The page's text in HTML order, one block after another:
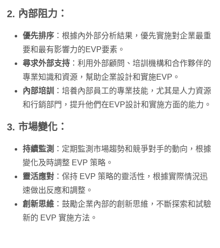
2. 內部阻力 ：
優先排序 ：根據內外部分析結果，優先實施對企業最重
要和最有影響力的EVP要素。
尋求外部支持 ：利用外部顧問、培訓機構和合作夥伴的
專業知識和資源，幫助企業設計和實施EVP。
內部培訓
：培養內部員工的專業技能，尤其是人力資源
和行銷部門，提升他們在EVP設計和實施方面的能力。
3. 市場變化 ：
持續監測 ：定期監測市場趨勢和競爭對手的動向，根據
變化及時調整 EVP 策略。
靈活應對 ：保持 EVP 策略的靈活性，根據實際情況迅
速做出反應和調整。
創新思維 ：鼓勵企業內部的創新思維，不斷探索和試驗
新的 EVP 實施方法。